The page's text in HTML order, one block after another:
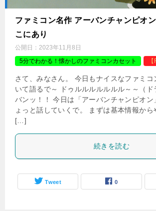
ファミコン名作 アーバンチャンピオ
こにあり
公開日： 2023年11月8日
5分でわかる！懐かしのファミコンカセット
さて、みなさん。 今日もナイスなファミコ
いて語るで～ ドゥルルルルルルル～～（
バンッ！！ 今日は「アーバンチャンピオン
ょっと話していくで。 まずは基本情報から
[…]
続きを読む
Tweet 0